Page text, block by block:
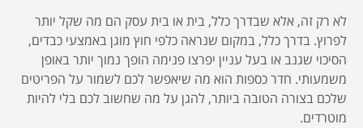
לא רק זה, אלא שבדרך כלל, בית או בית עסק הם מה שקל יותר
לפרוץ. בדרך כלל, במקום שנראה כלפי חוץ מוגן באמצעי כבדים,
הסיכוי שגנב או בעל עניין יפרצו פנימה הופך נמוך יותר באופן
משמעותי. חדר כספות הוא מה שיאפשר לכם לשמור על הפריטים
שלכם בצורה הטובה ביותר, להגן על מה שחשוב לכם בלי להיות
מוטרדים.